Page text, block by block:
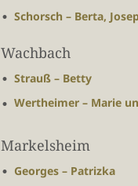
Schorsch – Berta,
Wachbach
Strauß – Betty
Wertheimer – Marie
Markelsheim
Georges – Patrizka